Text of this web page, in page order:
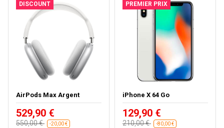
DISCOUNT
AirPods Max Argent
529,90 €
550,00 € -20,00 €
PREMIER PRIX
iPhone X 64 Go
129,90 €
210,00 € -80,00 €